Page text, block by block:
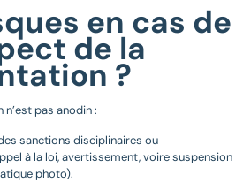
en cas de
de la
?
pas anodin :
sanctions disciplinaires ou
à la loi, avertissement, voire suspension
photo).